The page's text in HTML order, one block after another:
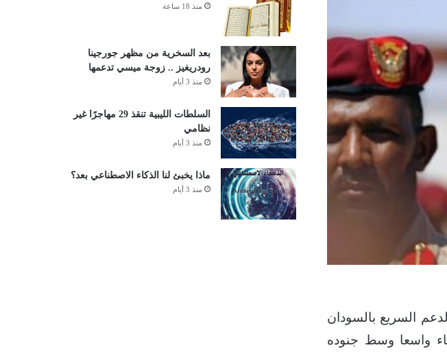
السريع بالسودان
واسعا وسط جنوده
منذ 18 ساعة
بعد السخرية من مظهر جورجينا
رودريغيز .. زوجة ميسي تدعمها
منذ 3 أيام
السلطات الليبية تنقذ 29 مهاجرًا غير
نظامي
منذ 3 أيام
ماذا يخبئ لنا الذكاء الاصطناعي بعد؟
منذ 3 أيام